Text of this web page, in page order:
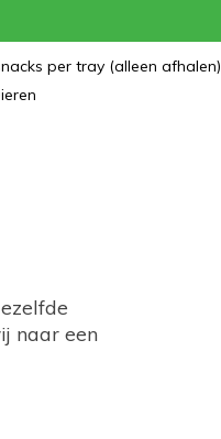
per tray (alleen afhalen)
naar een